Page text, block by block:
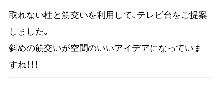
取れない柱と筋交いを利用して、テレビ台をご提案
しました。
斜めの筋交いが空間のいいアイデアになっていま
すね！！！